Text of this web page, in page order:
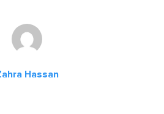
Hassan